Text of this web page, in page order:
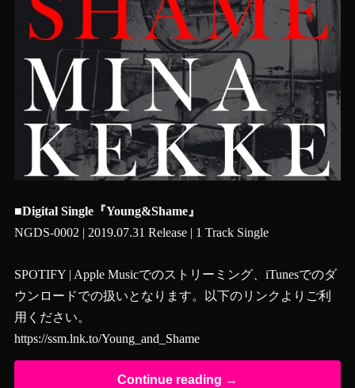
■Digital Single『Young&Shame』
NGDS-0002 | 2019.07.31 Release | 1 Track Single
SPOTIFY | Apple Musicでのストリーミング、iTunesでのダ
ウンロードでの扱いとなります。以下のリンクよりご利
用ください。
https://ssm.lnk.to/Young_and_Shame
Continue reading →